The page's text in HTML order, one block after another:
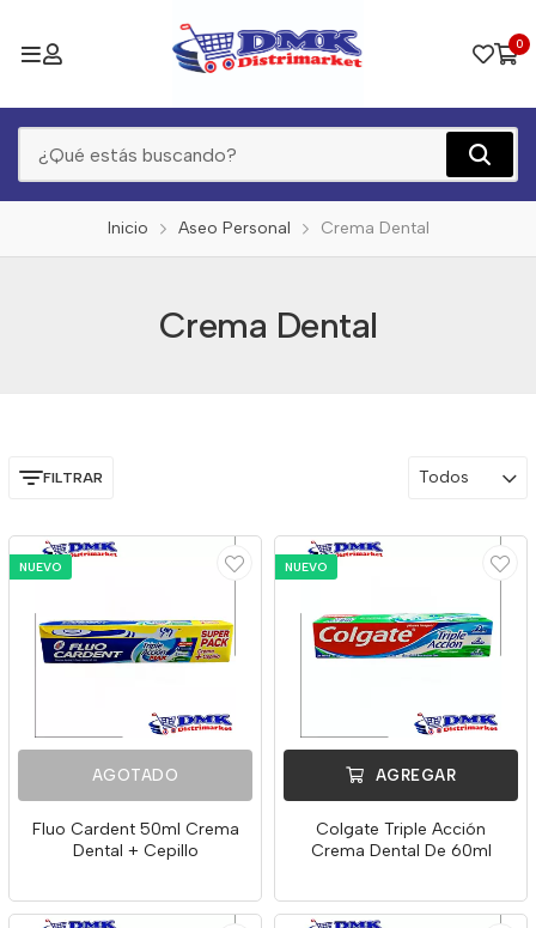
0
Inicio Aseo Personal Crema Dental
Crema Dental
FILTRAR Todos
NUEVO
AGOTADO
Fluo Cardent 50ml Crema
Dental + Cepillo
NUEVO
AGREGAR
Colgate Triple Acción
Crema Dental De 60ml